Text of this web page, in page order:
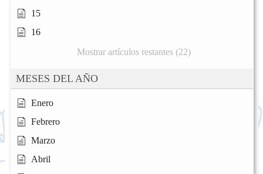
15
16
Mostrar artículos restantes (22)
MESES DEL AÑO
Enero
Febrero
Marzo
Abril